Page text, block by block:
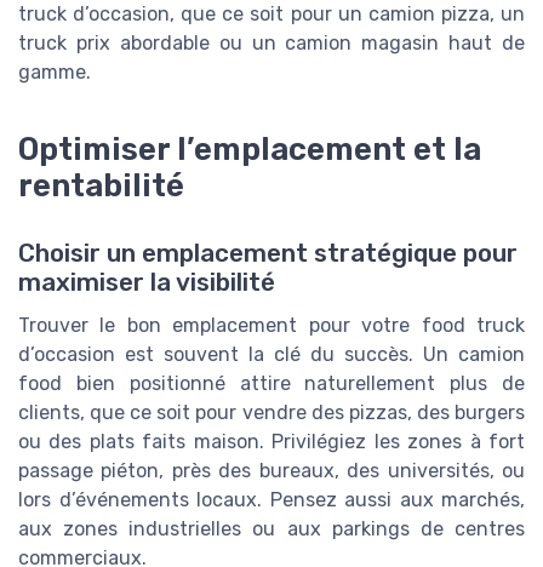
truck d’occasion, que ce soit pour un camion pizza, un
truck prix abordable ou un camion magasin haut de
gamme.
Optimiser l’emplacement et la
rentabilité
Choisir un emplacement stratégique pour
maximiser la visibilité
Trouver le bon emplacement pour votre food truck
d’occasion est souvent la clé du succès. Un camion
food bien positionné attire naturellement plus de
clients, que ce soit pour vendre des pizzas, des burgers
ou des plats faits maison. Privilégiez les zones à fort
passage piéton, près des bureaux, des universités, ou
lors d’événements locaux. Pensez aussi aux marchés,
aux zones industrielles ou aux parkings de centres
commerciaux.